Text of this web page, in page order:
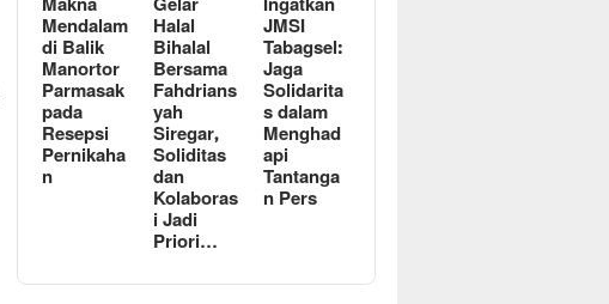
Mendalam
di Balik
Manortor
Parmasak
pada
Resepsi
Pernikaha
n
Halal
Bihalal
Bersama
Fahdrians
yah
Siregar,
Soliditas
dan
Kolaboras
i Jadi
Priori…
JMSI
Tabagsel:
Jaga
Solidarita
s dalam
Menghad
api
Tantanga
n Pers